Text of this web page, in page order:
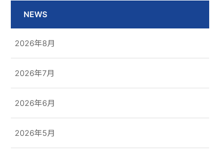
NEWS
2026年8月
2026年7月
2026年6月
2026年5月